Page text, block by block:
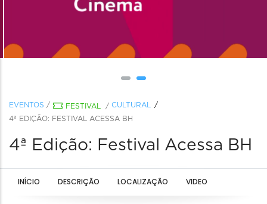
EVENTOS / FESTIVAL / CULTURAL
4ª EDIÇÃO: FESTIVAL ACESSA BH
4ª Edição: Festival Acessa BH
INÍCIO DESCRIÇÃO LOCALIZAÇÃO VIDEO